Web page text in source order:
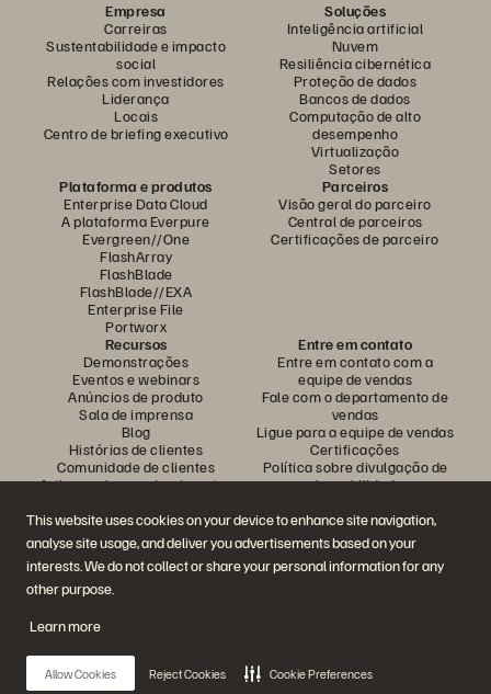
This website uses cookies on your device to enhance site navigation,
analyse site usage, and deliver you advertisements based on your
interests. We do not collect or share your personal information for any
other purpose.
Learn more
Allow Cookies Reject Cookies Cookie Preferences
Empresa
Carreiras
Sustentabilidade e impacto
social
Relações com investidores
Liderança
Locais
Centro de briefing executivo
Soluções
Inteligência artificial
Nuvem
Resiliência cibernética
Proteção de dados
Bancos de dados
Computação de alto
desempenho
Virtualização
Setores
Plataforma e produtos
Enterprise Data Cloud
A plataforma Everpure
Evergreen//One
FlashArray
FlashBlade
FlashBlade//EXA
Enterprise File
Portworx
Parceiros
Visão geral do parceiro
Central de parceiros
Certificações de parceiro
Recursos
Demonstrações
Eventos e webinars
Anúncios de produto
Sala de imprensa
Blog
Histórias de clientes
Comunidade de clientes
Artigos sobre conhecimentos
Entre em contato
Entre em contato com a
equipe de vendas
Fale com o departamento de
vendas
Ligue para a equipe de vendas
Certificações
Política sobre divulgação de
vulnerabilidades
Participe da conversa
Siga todas as redes sociais da Everpure
© 2026 Everpure, Inc. Todos os direitos reservados.
Privacidade
Termos do siteQuestões legaisCentral de confiabilidade